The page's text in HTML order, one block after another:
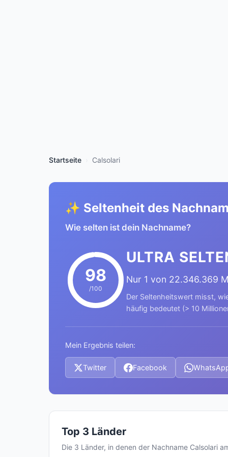
Startseite Calsolari
✨ Seltenheit des
Wie selten ist dein Nachname?
98
/100
ULTRA
Nur 1 von 22.346.369
Der Seltenheitswert misst,
häufig bedeutet (> 10
Mein Ergebnis teilen:
Twitter Facebook
Top 3 Länder
Die 3 Länder, in denen der Nachname Calsolari